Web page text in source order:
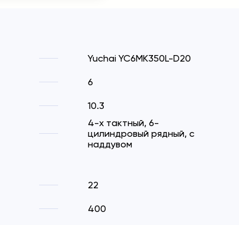
Yuchai YC6MK350L-D20
6
10.3
4-х тактный, 6-
цилиндровый рядный, с
наддувом
22
400